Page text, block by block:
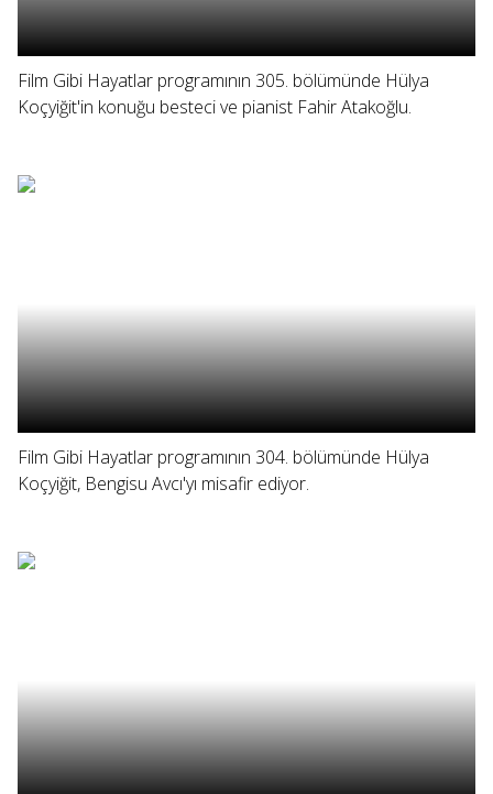
Film Gibi Hayatlar programının 305. bölümünde Hülya
Koçyiğit'in konuğu besteci ve pianist Fahir Atakoğlu.
Film Gibi Hayatlar programının 304. bölümünde Hülya
Koçyiğit, Bengisu Avcı'yı misafir ediyor.